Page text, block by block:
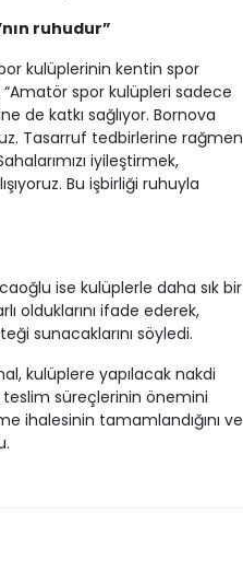
ruhudur”
kulüplerinin kentin spor
spor kulüpleri sadece
de katkı sağlıyor. Bornova
Tasarruf tedbirlerine rağmen
iyileştirmek,
Bu işbirliği ruhuyla
ise kulüplerle daha sık bir
olduklarını ifade ederek,
sunacaklarını söyledi.
kulüplere yapılacak nakdi
teslim süreçlerinin önemini
ihalesinin tamamlandığını ve